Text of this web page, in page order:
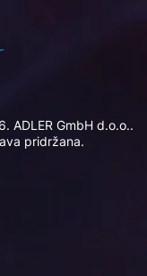
ADLER GmbH d.o.o..
pridržana.